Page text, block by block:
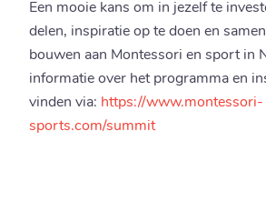
Een mooie kans om in jezelf te
delen, inspiratie op te doen en
bouwen aan Montessori en sport in
informatie over het programma en
vinden via: https://www.montessori-
sports.com/summit